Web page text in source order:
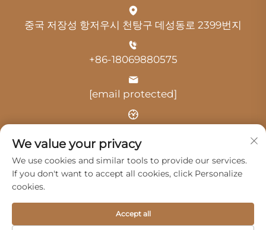
중국 저장성 항저우시 천탕구 데성동로 2399번지
+86-18069880575
[email protected]
시간: 오전 9:00 - 오후 18:00
저작권 © 2025 항저우 광지 자동차 서비스 유한회사 -
보 보호정책
We value your privacy
We use cookies and similar tools to provide our services.
If you don't want to accept all cookies, click Personalize
cookies.
Accept all